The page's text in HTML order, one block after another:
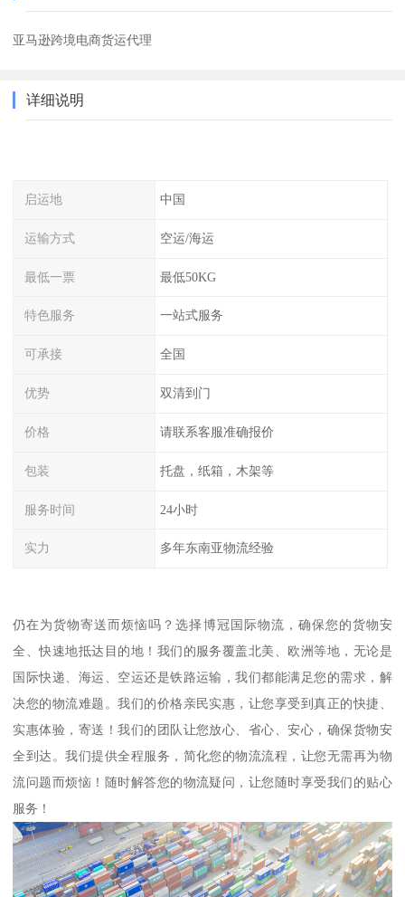
亚马逊跨境电商货运代理
详细说明
启运地 中国
运输方式 空运/海运
最低一票 最低50KG
特色服务 一站式服务
可承接 全国
优势 双清到门
价格 请联系客服准确报价
包装 托盘，纸箱，木架等
服务时间 24小时
实力 多年东南亚物流经验
仍在为货物寄送而烦恼吗？选择博冠国际物流，确保您的货物安
全、快速地抵达目的地！我们的服务覆盖北美、欧洲等地，无论是
国际快递、海运、空运还是铁路运输，我们都能满足您的需求，解
决您的物流难题。我们的价格亲民实惠，让您享受到真正的快捷、
实惠体验，寄送！我们的团队让您放心、省心、安心，确保货物安
全到达。我们提供全程服务，简化您的物流流程，让您无需再为物
流问题而烦恼！随时解答您的物流疑问，让您随时享受我们的贴心
服务！